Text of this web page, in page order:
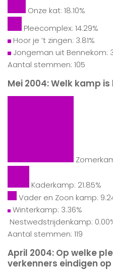
Onze kat: 18.10%
Pleecomplex: 14.29%
Hoor je ’t zingen: 3.81%
Jongeman uit Bennekom:
Aantal stemmen: 105
Mei 2004: Welk kamp
Kaderkamp: 21.85%
Vader en Zoon kamp:
Winterkamp: 3.36%
Nestwedstrijdenkamp:
Aantal stemmen: 119
April 2004: Op welke
verkenners eindigen op